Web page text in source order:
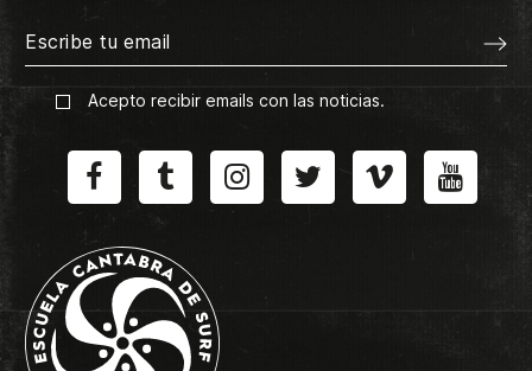
Acepto recibir emails con las noticias.